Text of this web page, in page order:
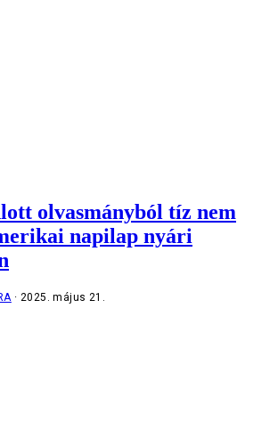
olvasmányból tíz nem
napilap nyári
2025. május 21.